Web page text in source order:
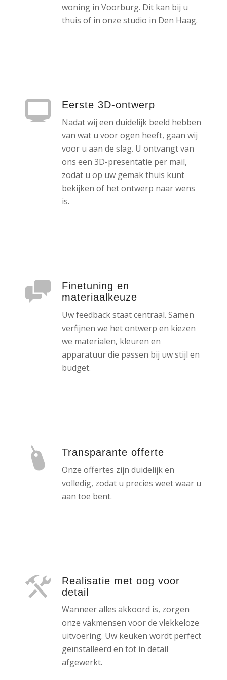
woning in Voorburg. Dit kan bij u
thuis of in onze studio in Den Haag.
Eerste 3D-ontwerp
Nadat wij een duidelijk beeld hebben
van wat u voor ogen heeft, gaan wij
voor u aan de slag. U ontvangt van
ons een 3D-presentatie per mail,
zodat u op uw gemak thuis kunt
bekijken of het ontwerp naar wens
is.
Finetuning en
materiaalkeuze
Uw feedback staat centraal. Samen
verfijnen we het ontwerp en kiezen
we materialen, kleuren en
apparatuur die passen bij uw stijl en
budget.
Transparante offerte
Onze offertes zijn duidelijk en
volledig, zodat u precies weet waar u
aan toe bent.
Realisatie met oog voor
detail
Wanneer alles akkoord is, zorgen
onze vakmensen voor de vlekkeloze
uitvoering. Uw keuken wordt perfect
geïnstalleerd en tot in detail
afgewerkt.